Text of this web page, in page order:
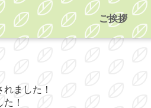
ご挨拶
ました！
！